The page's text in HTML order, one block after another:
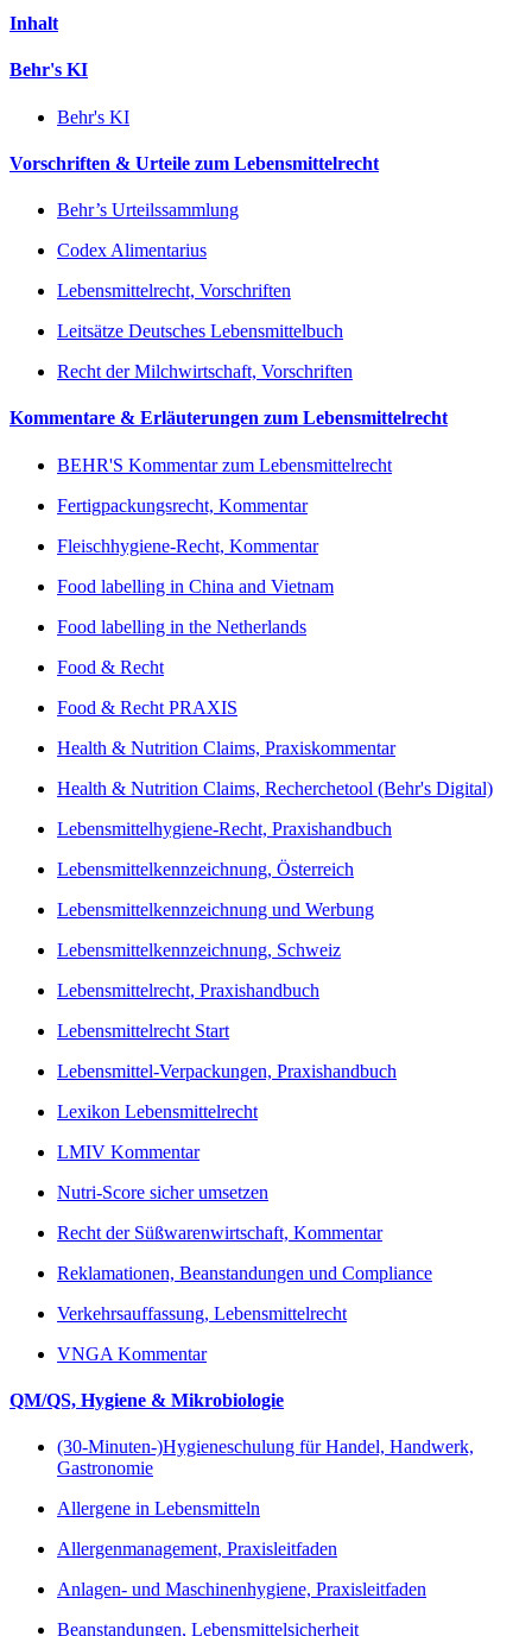
Inhalt
Behr's KI
Behr's KI
Vorschriften & Urteile zum Lebensmittelrecht
Behr’s Urteilssammlung
Codex Alimentarius
Lebensmittelrecht, Vorschriften
Leitsätze Deutsches Lebensmittelbuch
Recht der Milchwirtschaft, Vorschriften
Kommentare & Erläuterungen zum Lebensmittelrecht
BEHR'S Kommentar zum Lebensmittelrecht
Fertigpackungsrecht, Kommentar
Fleischhygiene-Recht, Kommentar
Food labelling in China and Vietnam
Food labelling in the Netherlands
Food & Recht
Food & Recht PRAXIS
Health & Nutrition Claims, Praxiskommentar
Health & Nutrition Claims, Recherchetool (Behr's Digital)
Lebensmittelhygiene-Recht, Praxishandbuch
Lebensmittelkennzeichnung, Österreich
Lebensmittelkennzeichnung und Werbung
Lebensmittelkennzeichnung, Schweiz
Lebensmittelrecht, Praxishandbuch
Lebensmittelrecht Start
Lebensmittel-Verpackungen, Praxishandbuch
Lexikon Lebensmittelrecht
LMIV Kommentar
Nutri-Score sicher umsetzen
Recht der Süßwarenwirtschaft, Kommentar
Reklamationen, Beanstandungen und Compliance
Verkehrsauffassung, Lebensmittelrecht
VNGA Kommentar
QM/QS, Hygiene & Mikrobiologie
(30-Minuten-)Hygieneschulung für Handel, Handwerk,
Gastronomie
Allergene in Lebensmitteln
Allergenmanagement, Praxisleitfaden
Anlagen- und Maschinenhygiene, Praxisleitfaden
Beanstandungen, Lebensmittelsicherheit